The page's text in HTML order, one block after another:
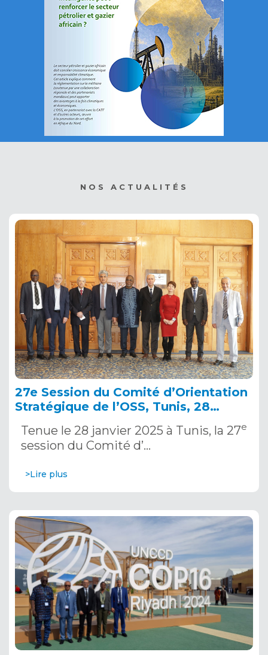
NOS ACTUALITÉS
27e Session du Comité d’Orientation
Stratégique de l’OSS, Tunis, 28
Tenue le 28 janvier 2025 à Tunis, la 27e
session du Comité d’…
>Lire plus